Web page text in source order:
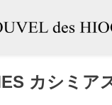
カシミア